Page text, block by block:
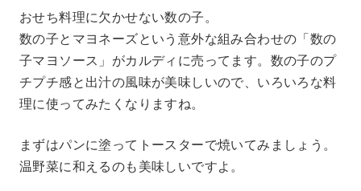
おせち料理に欠かせない数の子。
数の子とマヨネーズという意外な組み合わせの「数の
子マヨソース」がカルディに売ってます。数の子のプ
チプチ感と出汁の風味が美味しいので、いろいろな料
理に使ってみたくなりますね。
まずはパンに塗ってトースターで焼いてみましょう。
温野菜に和えるのも美味しいですよ。